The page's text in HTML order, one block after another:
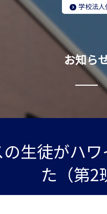
学校法人
お知ら
生徒がハ
た（第2